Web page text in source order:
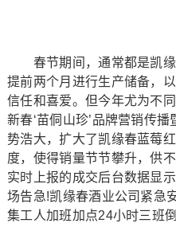
春节期间，通常都是凯缘
提前两个月进行生产储备，
信任和喜爱。但今年尤为不
新春‘苗侗山珍’品牌营销传
势浩大，扩大了凯缘春蓝莓
度，使得销量节节攀升，供
实时上报的成交后台数据显
场告急!凯缘春酒业公司紧急
集工人加班加点24小时三班